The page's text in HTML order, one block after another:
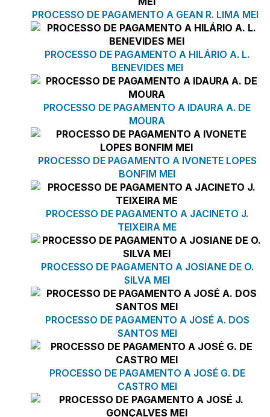
PROCESSO DE PAGAMENTO A GEAN R. LIMA MEI
PROCESSO DE PAGAMENTO A HILÁRIO A. L.
BENEVIDES MEI
PROCESSO DE PAGAMENTO A IDAURA A. DE
MOURA
PROCESSO DE PAGAMENTO A IVONETE LOPES
BONFIM MEI
PROCESSO DE PAGAMENTO A JACINETO J.
TEIXEIRA ME
PROCESSO DE PAGAMENTO A JOSIANE DE O.
SILVA MEI
PROCESSO DE PAGAMENTO A JOSÉ A. DOS
SANTOS MEI
PROCESSO DE PAGAMENTO A JOSÉ G. DE
CASTRO MEI